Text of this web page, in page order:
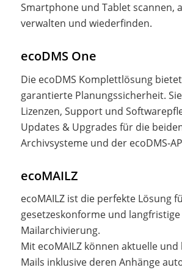
Smartphone und Tablet scannen,
verwalten und wiederfinden.
ecoDMS One
Die ecoDMS Komplettlösung
garantierte Planungssicherheit.
Lizenzen, Support und
Updates & Upgrades für die
Archivsysteme und der ecoDMS-
ecoMAILZ
ecoMAILZ ist die perfekte Lösung
gesetzeskonforme und langfristige
Mailarchivierung.
Mit ecoMAILZ können aktuelle und
Mails inklusive deren Anhänge